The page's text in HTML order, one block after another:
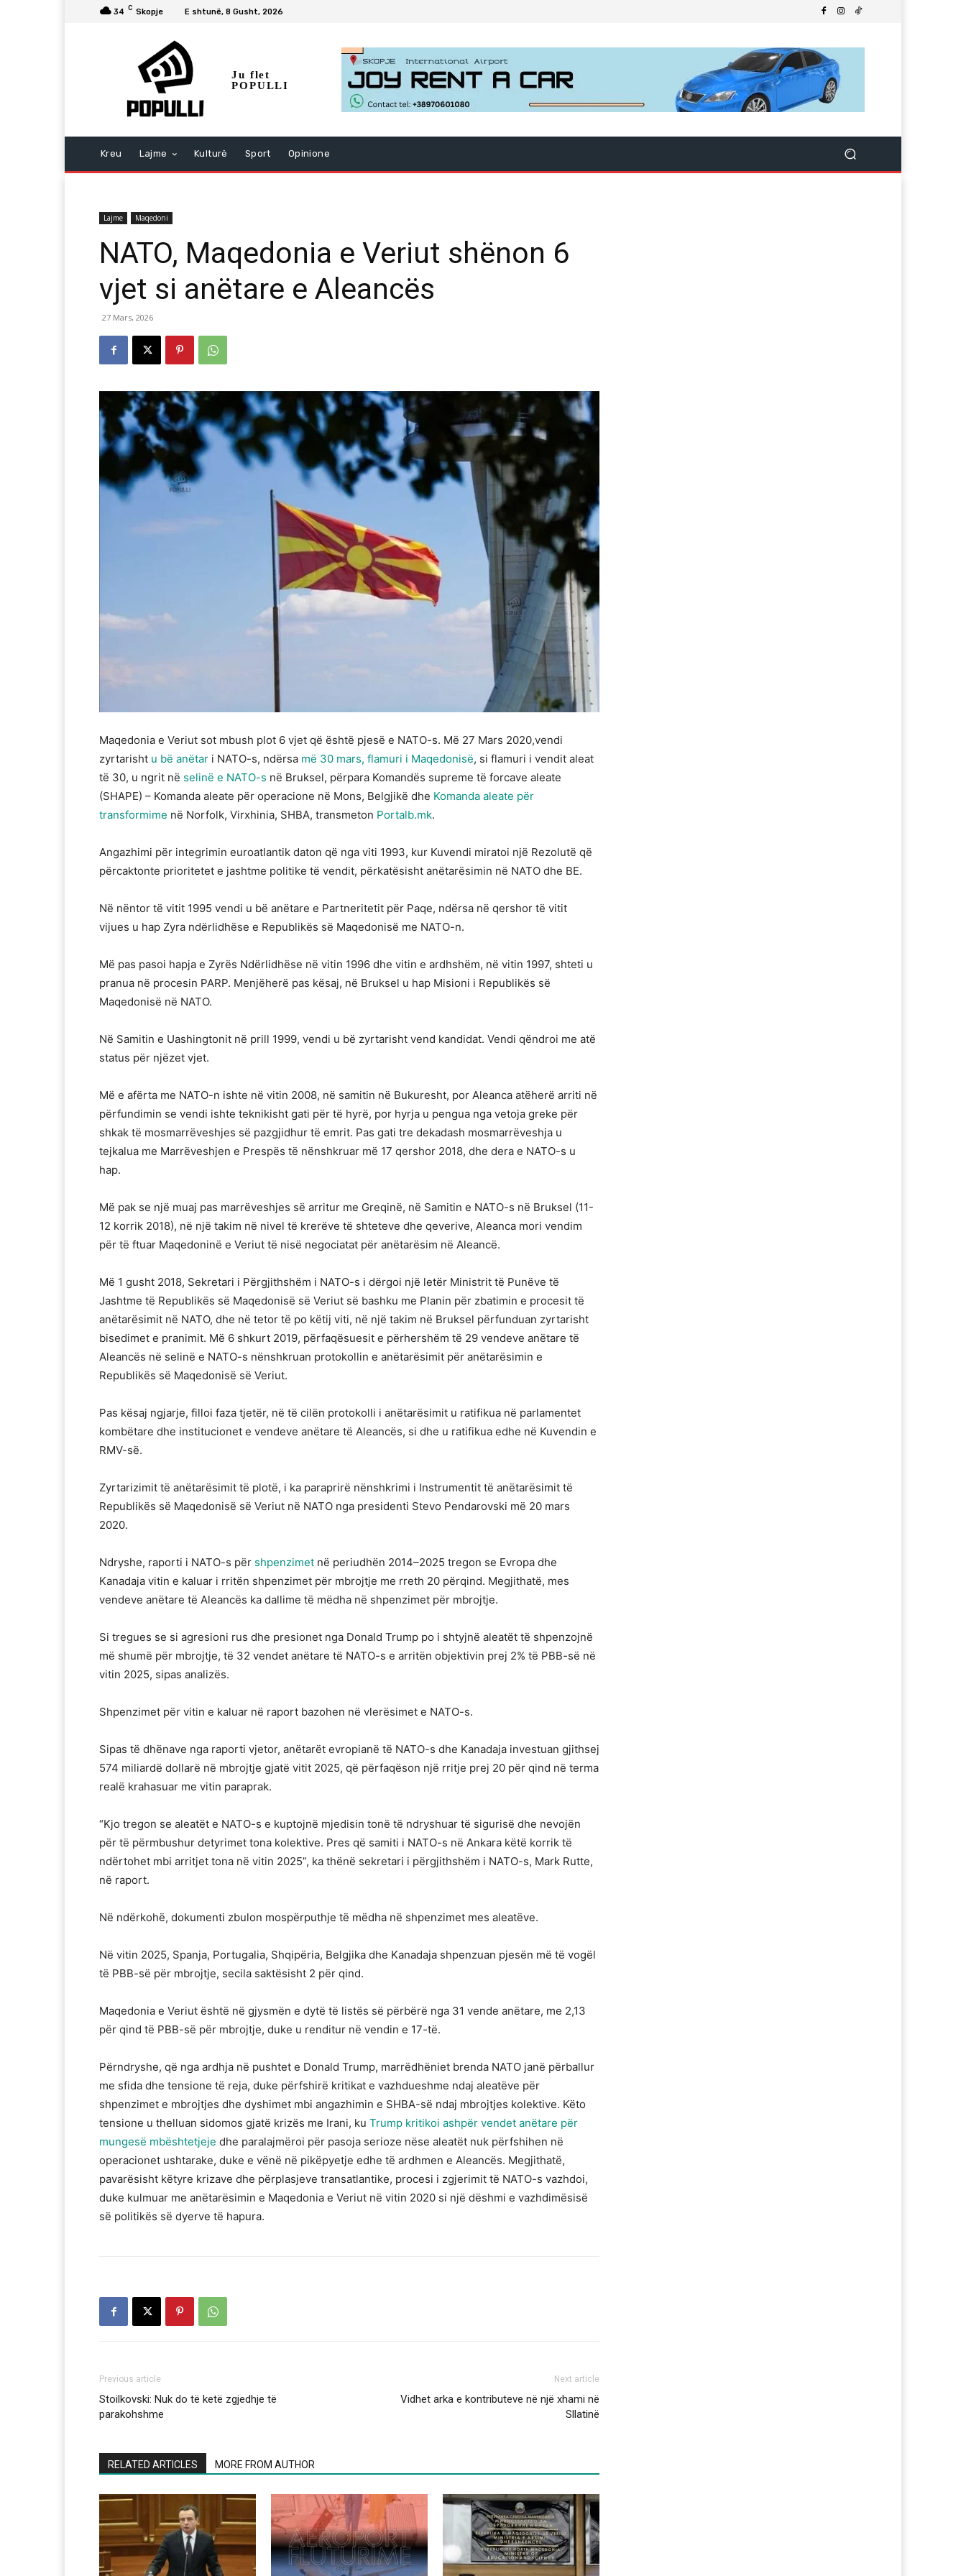
34 C Skopje E shtunë, 8 Gusht, 2026
Ju flet
POPULLI
Kreu Lajme Kulturë Sport Opinione
Lajme Maqedoni
NATO, Maqedonia e Veriut shënon 6
vjet si anëtare e Aleancës
27 Mars, 2026
Maqedonia e Veriut sot mbush plot 6 vjet që është pjesë e NATO-s. Më 27 Mars 2020,vendi
zyrtarisht u bë anëtar i NATO-s, ndërsa më 30 mars, flamuri i Maqedonisë, si flamuri i vendit aleat
të 30, u ngrit në selinë e NATO-s në Bruksel, përpara Komandës supreme të forcave aleate
(SHAPE) – Komanda aleate për operacione në Mons, Belgjikë dhe Komanda aleate për
transformime në Norfolk, Virxhinia, SHBA, transmeton Portalb.mk.
Angazhimi për integrimin euroatlantik daton që nga viti 1993, kur Kuvendi miratoi një Rezolutë që
përcaktonte prioritetet e jashtme politike të vendit, përkatësisht anëtarësimin në NATO dhe BE.
Në nëntor të vitit 1995 vendi u bë anëtare e Partneritetit për Paqe, ndërsa në qershor të vitit
vijues u hap Zyra ndërlidhëse e Republikës së Maqedonisë me NATO-n.
Më pas pasoi hapja e Zyrës Ndërlidhëse në vitin 1996 dhe vitin e ardhshëm, në vitin 1997, shteti u
pranua në procesin PARP. Menjëherë pas kësaj, në Bruksel u hap Misioni i Republikës së
Maqedonisë në NATO.
Në Samitin e Uashingtonit në prill 1999, vendi u bë zyrtarisht vend kandidat. Vendi qëndroi me atë
status për njëzet vjet.
Më e afërta me NATO-n ishte në vitin 2008, në samitin në Bukuresht, por Aleanca atëherë arriti në
përfundimin se vendi ishte teknikisht gati për të hyrë, por hyrja u pengua nga vetoja greke për
shkak të mosmarrëveshjes së pazgjidhur të emrit. Pas gati tre dekadash mosmarrëveshja u
tejkalua me Marrëveshjen e Prespës të nënshkruar më 17 qershor 2018, dhe dera e NATO-s u
hap.
Më pak se një muaj pas marrëveshjes së arritur me Greqinë, në Samitin e NATO-s në Bruksel (11-
12 korrik 2018), në një takim në nivel të krerëve të shteteve dhe qeverive, Aleanca mori vendim
për të ftuar Maqedoninë e Veriut të nisë negociatat për anëtarësim në Aleancë.
Më 1 gusht 2018, Sekretari i Përgjithshëm i NATO-s i dërgoi një letër Ministrit të Punëve të
Jashtme të Republikës së Maqedonisë së Veriut së bashku me Planin për zbatimin e procesit të
anëtarësimit në NATO, dhe në tetor të po këtij viti, në një takim në Bruksel përfunduan zyrtarisht
bisedimet e pranimit. Më 6 shkurt 2019, përfaqësuesit e përhershëm të 29 vendeve anëtare të
Aleancës në selinë e NATO-s nënshkruan protokollin e anëtarësimit për anëtarësimin e
Republikës së Maqedonisë së Veriut.
Pas kësaj ngjarje, filloi faza tjetër, në të cilën protokolli i anëtarësimit u ratifikua në parlamentet
kombëtare dhe institucionet e vendeve anëtare të Aleancës, si dhe u ratifikua edhe në Kuvendin e
RMV-së.
Zyrtarizimit të anëtarësimit të plotë, i ka paraprirë nënshkrimi i Instrumentit të anëtarësimit të
Republikës së Maqedonisë së Veriut në NATO nga presidenti Stevo Pendarovski më 20 mars
2020.
Ndryshe, raporti i NATO-s për shpenzimet në periudhën 2014–2025 tregon se Evropa dhe
Kanadaja vitin e kaluar i rritën shpenzimet për mbrojtje me rreth 20 përqind. Megjithatë, mes
vendeve anëtare të Aleancës ka dallime të mëdha në shpenzimet për mbrojtje.
Si tregues se si agresioni rus dhe presionet nga Donald Trump po i shtyjnë aleatët të shpenzojnë
më shumë për mbrojtje, të 32 vendet anëtare të NATO-s e arritën objektivin prej 2% të PBB-së në
vitin 2025, sipas analizës.
Shpenzimet për vitin e kaluar në raport bazohen në vlerësimet e NATO-s.
Sipas të dhënave nga raporti vjetor, anëtarët evropianë të NATO-s dhe Kanadaja investuan gjithsej
574 miliardë dollarë në mbrojtje gjatë vitit 2025, që përfaqëson një rritje prej 20 për qind në terma
realë krahasuar me vitin paraprak.
“Kjo tregon se aleatët e NATO-s e kuptojnë mjedisin tonë të ndryshuar të sigurisë dhe nevojën
për të përmbushur detyrimet tona kolektive. Pres që samiti i NATO-s në Ankara këtë korrik të
ndërtohet mbi arritjet tona në vitin 2025”, ka thënë sekretari i përgjithshëm i NATO-s, Mark Rutte,
në raport.
Në ndërkohë, dokumenti zbulon mospërputhje të mëdha në shpenzimet mes aleatëve.
Në vitin 2025, Spanja, Portugalia, Shqipëria, Belgjika dhe Kanadaja shpenzuan pjesën më të vogël
të PBB-së për mbrojtje, secila saktësisht 2 për qind.
Maqedonia e Veriut është në gjysmën e dytë të listës së përbërë nga 31 vende anëtare, me 2,13
për qind të PBB-së për mbrojtje, duke u renditur në vendin e 17-të.
Përndryshe, që nga ardhja në pushtet e Donald Trump, marrëdhëniet brenda NATO janë përballur
me sfida dhe tensione të reja, duke përfshirë kritikat e vazhdueshme ndaj aleatëve për
shpenzimet e mbrojtjes dhe dyshimet mbi angazhimin e SHBA-së ndaj mbrojtjes kolektive. Këto
tensione u thelluan sidomos gjatë krizës me Irani, ku Trump kritikoi ashpër vendet anëtare për
mungesë mbështetjeje dhe paralajmëroi për pasoja serioze nëse aleatët nuk përfshihen në
operacionet ushtarake, duke e vënë në pikëpyetje edhe të ardhmen e Aleancës. Megjithatë,
pavarësisht këtyre krizave dhe përplasjeve transatlantike, procesi i zgjerimit të NATO-s vazhdoi,
duke kulmuar me anëtarësimin e Maqedonia e Veriut në vitin 2020 si një dëshmi e vazhdimësisë
së politikës së dyerve të hapura.
Previous article
Stoilkovski: Nuk do të ketë zgjedhje të
parakohshme
Next article
Vidhet arka e kontributeve në një xhami në
Sllatinë
RELATED ARTICLES MORE FROM AUTHOR